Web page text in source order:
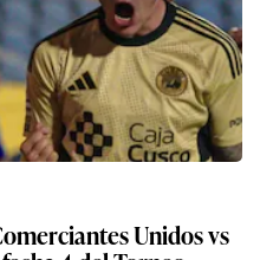
Unidos vs